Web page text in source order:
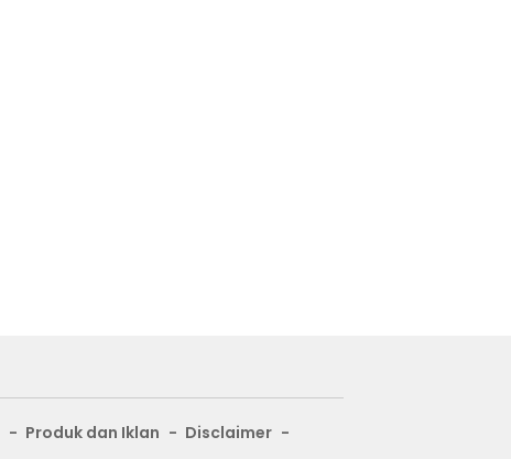
Produk dan Iklan
Disclaimer